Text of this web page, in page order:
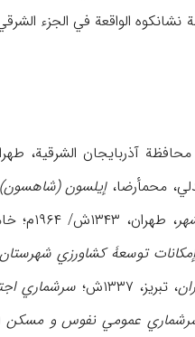
إیلسون
، طهران، ۱۳۴۳ش/ ۱۹۶۴م؛ خاماچي، بهروز،
توسعۀ کشاورزي شهرستان
، تبریز، ۱۳۳۷ش؛ سرشماري
عمومي نفوس و مسکن